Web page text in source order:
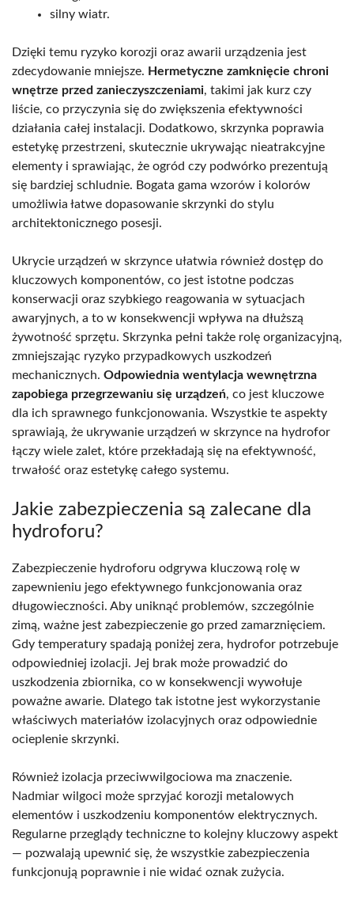
silny wiatr.
Dzięki temu ryzyko korozji oraz awarii urządzenia jest
zdecydowanie mniejsze. Hermetyczne zamknięcie chroni
wnętrze przed zanieczyszczeniami, takimi jak kurz czy
liście, co przyczynia się do zwiększenia efektywności
działania całej instalacji. Dodatkowo, skrzynka poprawia
estetykę przestrzeni, skutecznie ukrywając nieatrakcyjne
elementy i sprawiając, że ogród czy podwórko prezentują
się bardziej schludnie. Bogata gama wzorów i kolorów
umożliwia łatwe dopasowanie skrzynki do stylu
architektonicznego posesji.
Ukrycie urządzeń w skrzynce ułatwia również dostęp do
kluczowych komponentów, co jest istotne podczas
konserwacji oraz szybkiego reagowania w sytuacjach
awaryjnych, a to w konsekwencji wpływa na dłuższą
żywotność sprzętu. Skrzynka pełni także rolę organizacyjną,
zmniejszając ryzyko przypadkowych uszkodzeń
mechanicznych. Odpowiednia wentylacja wewnętrzna
zapobiega przegrzewaniu się urządzeń, co jest kluczowe
dla ich sprawnego funkcjonowania. Wszystkie te aspekty
sprawiają, że ukrywanie urządzeń w skrzynce na hydrofor
łączy wiele zalet, które przekładają się na efektywność,
trwałość oraz estetykę całego systemu.
Jakie zabezpieczenia są zalecane dla
hydroforu?
Zabezpieczenie hydroforu odgrywa kluczową rolę w
zapewnieniu jego efektywnego funkcjonowania oraz
długowieczności. Aby uniknąć problemów, szczególnie
zimą, ważne jest zabezpieczenie go przed zamarznięciem.
Gdy temperatury spadają poniżej zera, hydrofor potrzebuje
odpowiedniej izolacji. Jej brak może prowadzić do
uszkodzenia zbiornika, co w konsekwencji wywołuje
poważne awarie. Dlatego tak istotne jest wykorzystanie
właściwych materiałów izolacyjnych oraz odpowiednie
ocieplenie skrzynki.
Również izolacja przeciwwilgociowa ma znaczenie.
Nadmiar wilgoci może sprzyjać korozji metalowych
elementów i uszkodzeniu komponentów elektrycznych.
Regularne przeglądy techniczne to kolejny kluczowy aspekt
— pozwalają upewnić się, że wszystkie zabezpieczenia
funkcjonują poprawnie i nie widać oznak zużycia.